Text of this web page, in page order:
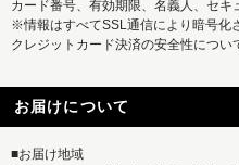
カード番号、有効期限、名義人、セキ
※情報はすべてSSL通信により暗号化
クレジットカード決済の安全性につい
お届けについて
■お届け地域